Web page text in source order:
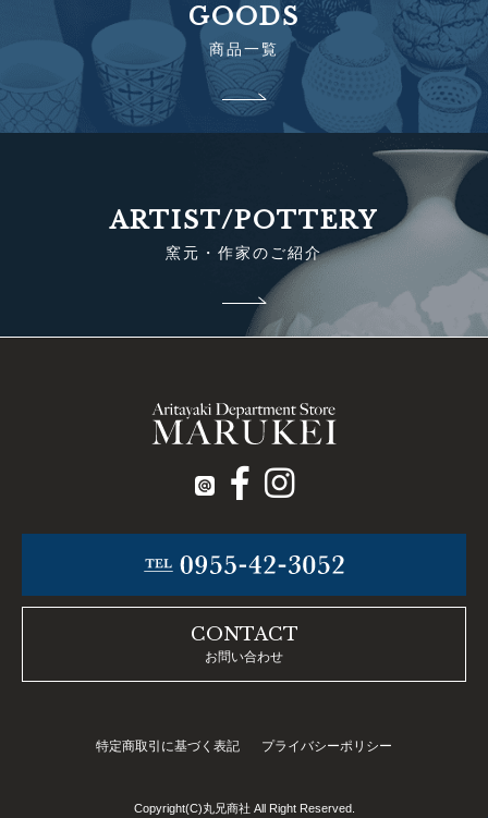
GOODS
商品一覧
ARTIST/POTTERY
窯元・作家のご紹介
CONTACT
お問い合わせ
特定商取引に基づく表記 プライバシーポリシー
Copyright(C)丸兄商社 All Right Reserved.